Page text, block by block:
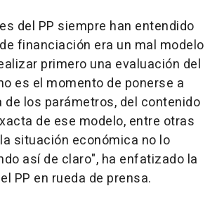
del PP siempre han entendido
financiación era un mal modelo
primero una evaluación del
es el momento de ponerse a
los parámetros, del contenido
de ese modelo, entre otras
situación económica no lo
así de claro", ha enfatizado la
PP en rueda de prensa.